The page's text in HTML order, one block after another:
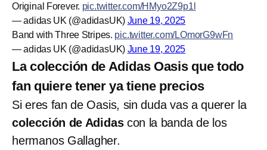
Original Forever. pic.twitter.com/HMyo2Z9p1l
— adidas UK (@adidasUK) June 19, 2025
Band with Three Stripes. pic.twitter.com/LOmorG9wFn
— adidas UK (@adidasUK) June 19, 2025
La colección de Adidas Oasis que todo
fan quiere tener ya tiene precios
Si eres fan de Oasis, sin duda vas a querer la
colección de Adidas con la banda de los
hermanos Gallagher.